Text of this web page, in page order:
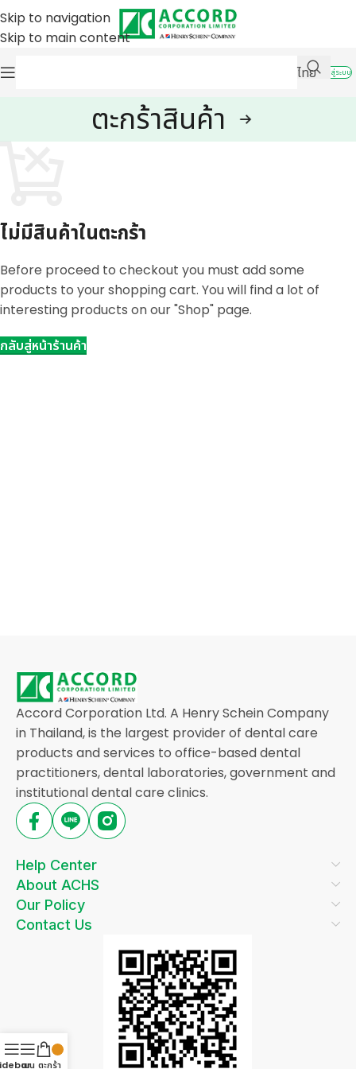
Skip to navigation
Skip to main content
ไทย
เข้าสู่ระบบ
ตะกร้าสินค้า
ไม่มีสินค้าในตะกร้า
Before proceed to checkout you must add some
products to your shopping cart. You will find a lot of
interesting products on our "Shop" page.
กลับสู่หน้าร้านค้า
Accord Corporation Ltd. A Henry Schein Company
in Thailand, is the largest provider of dental care
products and services to office-based dental
practitioners, dental laboratories, government and
institutional dental care clinics.
Help Center
About ACHS
Our Policy
Contact Us
เมนู ตะกร้า